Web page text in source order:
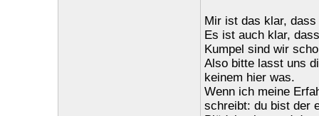
Mir ist das klar,
Es ist auch klar,
Kumpel sind wir
Also bitte lasst uns
keinem hier was.
Wenn ich meine
schreibt: du bist der